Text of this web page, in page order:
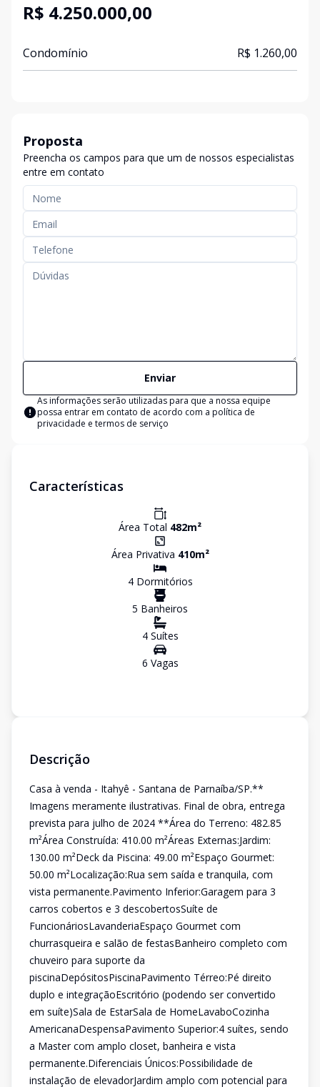
R$ 4.250.000,00
Condomínio R$ 1.260,00
Proposta
Preencha os campos para que um de nossos especialistas
entre em contato
Enviar
As informações serão utilizadas para que a nossa equipe
possa entrar em contato de acordo com a política de
privacidade e termos de serviço
Características
Área Total 482m²
Área Privativa 410m²
4Dormitórios
5 Banheiros
4Suítes
6 Vagas
Descrição
Casa à venda - Itahyê - Santana de Parnaíba/SP.**
Imagens meramente ilustrativas. Final de obra, entrega
prevista para julho de 2024 **Área do Terreno: 482.85
m²Área Construída: 410.00 m²Áreas Externas:Jardim:
130.00 m²Deck da Piscina: 49.00 m²Espaço Gourmet:
50.00 m²Localização:Rua sem saída e tranquila, com
vista permanente.Pavimento Inferior:Garagem para 3
carros cobertos e 3 descobertosSuíte de
FuncionáriosLavanderiaEspaço Gourmet com
churrasqueira e salão de festasBanheiro completo com
chuveiro para suporte da
piscinaDepósitosPiscinaPavimento Térreo:Pé direito
duplo e integraçãoEscritório (podendo ser convertido
em suíte)Sala de EstarSala de HomeLavaboCozinha
AmericanaDespensaPavimento Superior:4 suítes, sendo
a Master com amplo closet, banheira e vista
permanente.Diferenciais Únicos:Possibilidade de
instalação de elevadorJardim amplo com potencial para